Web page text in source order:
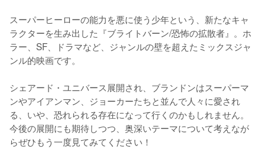
スーパーヒーローの能力を悪に使う少年という、新たなキャ
ラクターを生み出した『ブライトバーン/恐怖の拡散者』。ホ
ラー、SF、ドラマなど、ジャンルの壁を超えたミックスジャ
ンル的映画です。
シェアード・ユニバース展開され、ブランドンはスーパーマ
ンやアイアンマン、ジョーカーたちと並んで人々に愛され
る、いや、恐れられる存在になって行くのかもしれません。
今後の展開にも期待しつつ、奥深いテーマについて考えなが
らぜひもう一度見てみてください！